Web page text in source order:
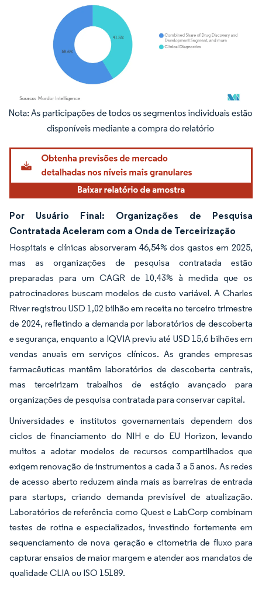
Imagem © Mordor Intelligence. O reuso requer atribuição conforme CC BY 4.0.
Por Usuário Final: Organizações de Pesquisa
Contratada Aceleram com a Onda de Terceirização
Hospitais e clínicas absorveram 46,54% dos gastos em 2025,
mas as organizações de pesquisa contratada estão
preparadas para um CAGR de 10,43% à medida que os
patrocinadores buscam modelos de custo variável. A Charles
River registrou USD 1,02 bilhão em receita no terceiro trimestre
de 2024, refletindo a demanda por laboratórios de descoberta
e segurança, enquanto a IQVIA previu até USD 15,6 bilhões em
vendas anuais em serviços clínicos. As grandes empresas
farmacêuticas mantêm laboratórios de descoberta centrais,
mas terceirizam trabalhos de estágio avançado para
organizações de pesquisa contratada para conservar capital.
Universidades e institutos governamentais dependem dos
ciclos de financiamento do NIH e do EU Horizon, levando
muitos a adotar modelos de recursos compartilhados que
exigem renovação de instrumentos a cada 3 a 5 anos. As redes
de acesso aberto reduzem ainda mais as barreiras de entrada
para startups, criando demanda previsível de atualização.
Laboratórios de referência como Quest e LabCorp combinam
testes de rotina e especializados, investindo fortemente em
sequenciamento de nova geração e citometria de fluxo para
capturar ensaios de maior margem e atender aos mandatos de
qualidade CLIA ou ISO 15189.